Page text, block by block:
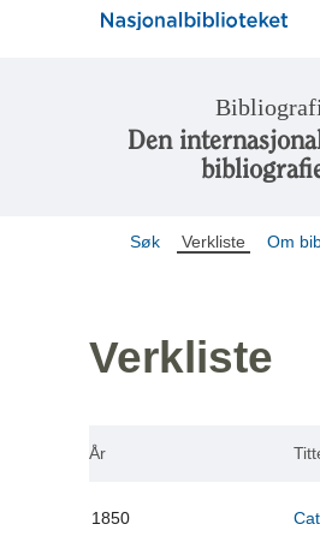
Bibliografi
Den
Søk Verkliste Om
Verkliste
År
1850